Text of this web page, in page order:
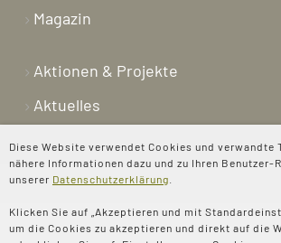
Diese Website verwendet Cookies und verwandte
nähere Informationen dazu und zu Ihren Benutzer-
unserer Datenschutzerklärung
Klicken Sie auf „Akzeptieren und mit
um die Cookies zu akzeptieren und direkt auf die
Magazin
Aktionen & Projekte
Aktuelles
Newsletter
Shop
Kontakt